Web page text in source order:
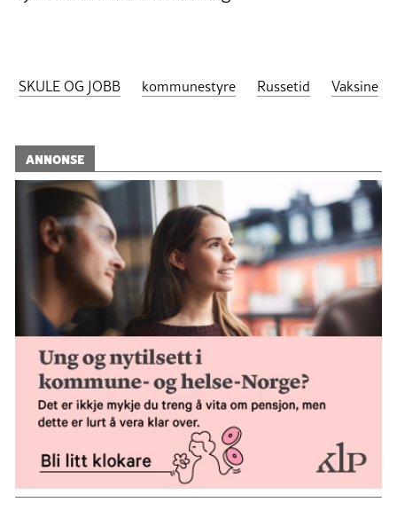
SKULE OG JOBB kommunestyre Russetid Vaksine
ANNONSE